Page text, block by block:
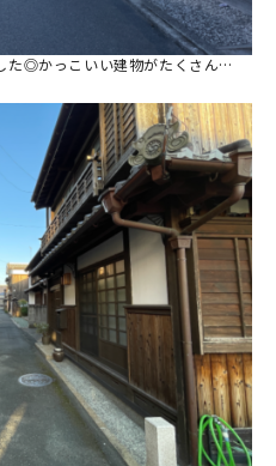
た◎かっこいい建物がたくさん…